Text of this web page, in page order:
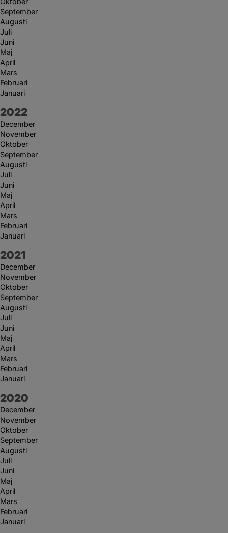
September
Augusti
Juli
Juni
Maj
April
Mars
Februari
Januari
År:
2022
December
November
Oktober
September
Augusti
Juli
Juni
Maj
April
Mars
Februari
Januari
År:
2021
December
November
Oktober
September
Augusti
Juli
Juni
Maj
April
Mars
Februari
Januari
År:
2020
December
November
Oktober
September
Augusti
Juli
Juni
Maj
April
Mars
Februari
Januari